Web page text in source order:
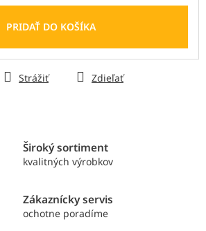
PRIDAŤ DO KOŠÍKA
Strážiť Zdieľať
Široký sortiment
kvalitných výrobkov
Zákaznícky servis
ochotne poradíme